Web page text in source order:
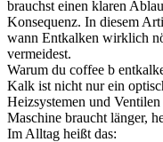
brauchst einen klaren
Konsequenz. In diesem
wann Entkalken wirklich
vermeidest.
Warum du coffee b
Kalk ist nicht nur ein
Heizsystemen und
Maschine braucht länger,
Im Alltag heißt das: